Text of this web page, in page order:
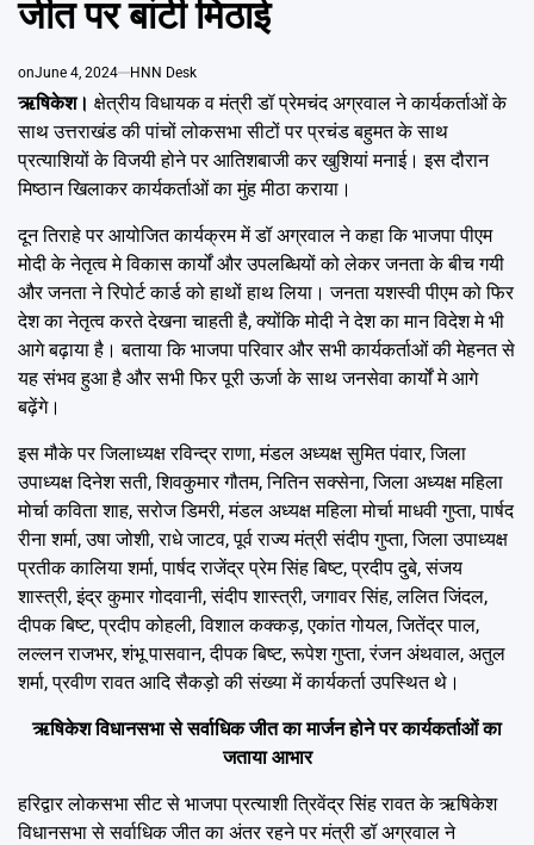
जीत पर बांटी मिठाई
onJune 4, 2024 HNN Desk
ऋषिकेश। क्षेत्रीय विधायक व मंत्री डॉ प्रेमचंद अग्रवाल ने कार्यकर्ताओं के
साथ उत्तराखंड की पांचों लोकसभा सीटों पर प्रचंड बहुमत के साथ
प्रत्याशियों के विजयी होने पर आतिशबाजी कर खुशियां मनाई। इस दौरान
मिष्ठान खिलाकर कार्यकर्ताओं का मुंह मीठा कराया।
दून तिराहे पर आयोजित कार्यक्रम में डॉ अग्रवाल ने कहा कि भाजपा पीएम
मोदी के नेतृत्व मे विकास कार्यों और उपलब्धियों को लेकर जनता के बीच गयी
और जनता ने रिपोर्ट कार्ड को हाथों हाथ लिया। जनता यशस्वी पीएम को फिर
देश का नेतृत्व करते देखना चाहती है, क्योंकि मोदी ने देश का मान विदेश मे भी
आगे बढ़ाया है। बताया कि भाजपा परिवार और सभी कार्यकर्ताओं की मेहनत से
यह संभव हुआ है और सभी फिर पूरी ऊर्जा के साथ जनसेवा कार्यों मे आगे
बढ़ेंगे।
इस मौके पर जिलाध्यक्ष रविन्द्र राणा, मंडल अध्यक्ष सुमित पंवार, जिला
उपाध्यक्ष दिनेश सती, शिवकुमार गौतम, नितिन सक्सेना, जिला अध्यक्ष महिला
मोर्चा कविता शाह, सरोज डिमरी, मंडल अध्यक्ष महिला मोर्चा माधवी गुप्ता, पार्षद
रीना शर्मा, उषा जोशी, राधे जाटव, पूर्व राज्य मंत्री संदीप गुप्ता, जिला उपाध्यक्ष
प्रतीक कालिया शर्मा, पार्षद राजेंद्र प्रेम सिंह बिष्ट, प्रदीप दुबे, संजय
शास्त्री, इंद्र कुमार गोदवानी, संदीप शास्त्री, जगावर सिंह, ललित जिंदल,
दीपक बिष्ट, प्रदीप कोहली, विशाल कक्कड़, एकांत गोयल, जितेंद्र पाल,
लल्लन राजभर, शंभू पासवान, दीपक बिष्ट, रूपेश गुप्ता, रंजन अंथवाल, अतुल
शर्मा, प्रवीण रावत आदि सैकड़ो की संख्या में कार्यकर्ता उपस्थित थे।
ऋषिकेश विधानसभा से सर्वाधिक जीत का मार्जन होने पर कार्यकर्ताओं का
जताया आभार
हरिद्वार लोकसभा सीट से भाजपा प्रत्याशी त्रिवेंद्र सिंह रावत के ऋषिकेश
विधानसभा से सर्वाधिक जीत का अंतर रहने पर मंत्री डॉ अग्रवाल ने